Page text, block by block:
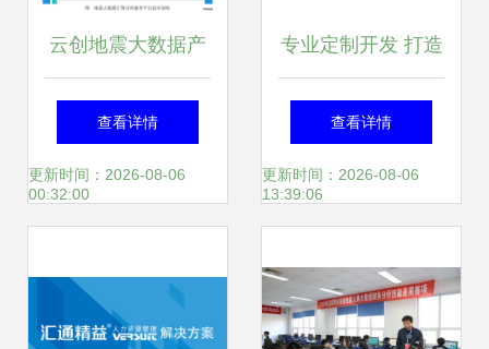
云创地震大数据产
品荣膺江苏省大数
据产业发展试点示
查看详情
更新时间：2026-08-06
00:32:00
专业定制开发 打造
企业数字化转型的
坚实基石
查看详情
更新时间：2026-08-06
13:39:06